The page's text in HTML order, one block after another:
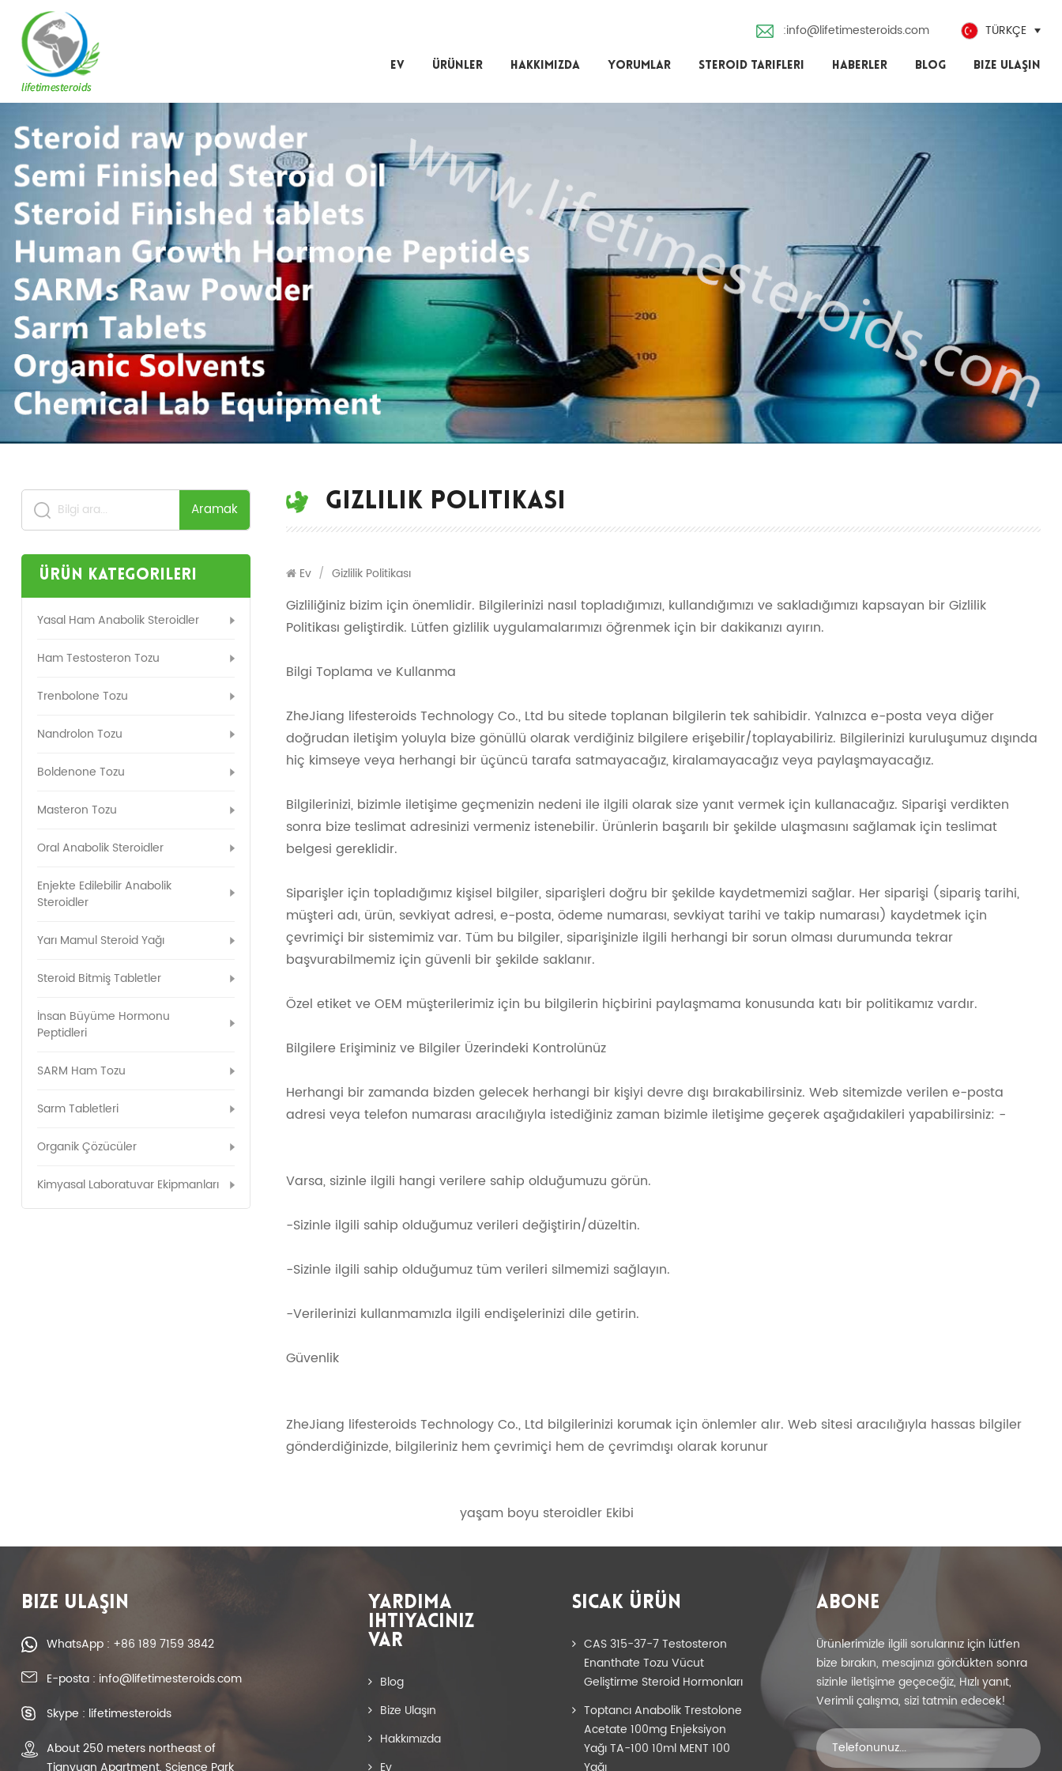
:info@lifetimesteroids.com TÜRKÇE
EV ÜRÜNLER HAKKIMIZDA YORUMLAR STEROID TARIFLERI HABERLER BLOG BIZE ULAŞIN
Aramak
Ürün Kategorileri
Yasal Ham Anabolik Steroidler
Ham Testosteron Tozu
Trenbolone Tozu
Nandrolon Tozu
Boldenone Tozu
Masteron Tozu
Oral Anabolik Steroidler
Enjekte Edilebilir Anabolik
Steroidler
Yarı Mamul Steroid Yağı
Steroid Bitmiş Tabletler
İnsan Büyüme Hormonu
Peptidleri
SARM Ham Tozu
Sarm Tabletleri
Organik Çözücüler
Kimyasal Laboratuvar Ekipmanları
GIZLILIK POLITIKASI
Ev / Gizlilik Politikası
Gizliliğiniz bizim için önemlidir. Bilgilerinizi nasıl topladığımızı, kullandığımızı ve sakladığımızı kapsayan bir Gizlilik
Politikası geliştirdik. Lütfen gizlilik uygulamalarımızı öğrenmek için bir dakikanızı ayırın.
Bilgi Toplama ve Kullanma
ZheJiang lifesteroids Technology Co., Ltd bu sitede toplanan bilgilerin tek sahibidir. Yalnızca e-posta veya diğer
doğrudan iletişim yoluyla bize gönüllü olarak verdiğiniz bilgilere erişebilir/toplayabiliriz. Bilgilerinizi kuruluşumuz dışında
hiç kimseye veya herhangi bir üçüncü tarafa satmayacağız, kiralamayacağız veya paylaşmayacağız.
Bilgilerinizi, bizimle iletişime geçmenizin nedeni ile ilgili olarak size yanıt vermek için kullanacağız. Siparişi verdikten
sonra bize teslimat adresinizi vermeniz istenebilir. Ürünlerin başarılı bir şekilde ulaşmasını sağlamak için teslimat
belgesi gereklidir.
Siparişler için topladığımız kişisel bilgiler, siparişleri doğru bir şekilde kaydetmemizi sağlar. Her siparişi (sipariş tarihi,
müşteri adı, ürün, sevkiyat adresi, e-posta, ödeme numarası, sevkiyat tarihi ve takip numarası) kaydetmek için
çevrimiçi bir sistemimiz var. Tüm bu bilgiler, siparişinizle ilgili herhangi bir sorun olması durumunda tekrar
başvurabilmemiz için güvenli bir şekilde saklanır.
Özel etiket ve OEM müşterilerimiz için bu bilgilerin hiçbirini paylaşmama konusunda katı bir politikamız vardır.
Bilgilere Erişiminiz ve Bilgiler Üzerindeki Kontrolünüz
Herhangi bir zamanda bizden gelecek herhangi bir kişiyi devre dışı bırakabilirsiniz. Web sitemizde verilen e-posta
adresi veya telefon numarası aracılığıyla istediğiniz zaman bizimle iletişime geçerek aşağıdakileri yapabilirsiniz: -
Varsa, sizinle ilgili hangi verilere sahip olduğumuzu görün.
-Sizinle ilgili sahip olduğumuz verileri değiştirin/düzeltin.
-Sizinle ilgili sahip olduğumuz tüm verileri silmemizi sağlayın.
-Verilerinizi kullanmamızla ilgili endişelerinizi dile getirin.
Güvenlik
ZheJiang lifesteroids Technology Co., Ltd bilgilerinizi korumak için önlemler alır. Web sitesi aracılığıyla hassas bilgiler
gönderdiğinizde, bilgileriniz hem çevrimiçi hem de çevrimdışı olarak korunur
yaşam boyu steroidler Ekibi
BIZE ULAŞIN
WhatsApp : +86 189 7159 3842
E-posta : info@lifetimesteroids.com
Skype : lifetimesteroids
About 250 meters northeast of
YARDIMA
IHTIYACINIZ
VAR
Blog
Bize Ulaşın
Hakkımızda
SICAK ÜRÜN
CAS 315-37-7 Testosteron
Enanthate Tozu Vücut
Geliştirme Steroid Hormonları
Toptancı Anabolik Trestolone
Acetate 100mg Enjeksiyon
Yağı TA-100 10ml MENT 100
ABONE
Ürünlerimizle ilgili sorularınız için lütfen
bize bırakın, mesajınızı gördükten sonra
sizinle iletişime geçeceğiz, Hızlı yanıt,
Verimli çalışma, sizi tatmin edecek!